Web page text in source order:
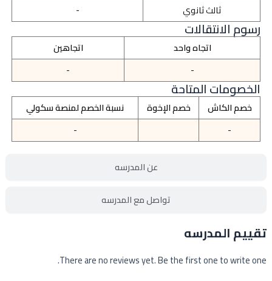
عن المدرسه
تواصل مع المدرسه
ثالث ثانوي
-
رسوم الانتقالات
اتجاه واحد
اتجاهين
-
-
الخصومات المتاحة
خصم الكاش خصم الإخوة
نسبة الخصم لمنصة سكولي
-
-
تقييم المدرسه
There are no reviews yet. Be the first one to write one.